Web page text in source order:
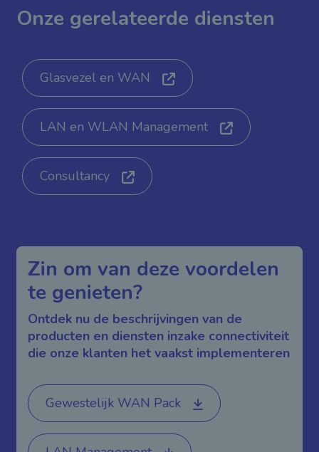
Onze gerelateerde diensten
Glasvezel en WAN
LAN en WLAN Management
Consultancy
Zin om van deze voordelen
te genieten?
Ontdek nu de beschrijvingen van de
producten en diensten inzake connectiviteit
die onze klanten het vaakst implementeren
Gewestelijk WAN Pack